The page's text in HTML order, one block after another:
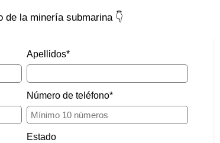
la minería submarina 👇
Apellidos*
Número de teléfono*
Estado